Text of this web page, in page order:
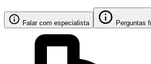
Falar com especialista Perguntas